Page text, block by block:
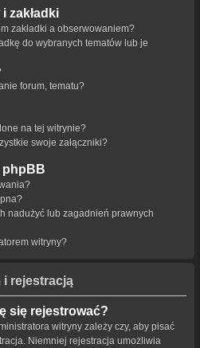
zakładki
zakładki a obserwowaniem?
do wybranych tematów lub je
forum, tematu?
na tej witrynie?
swoje załączniki?
phpBB
nadużyć lub zagadnień prawnych
witryny?
i rejestracją
się rejestrować?
witryny zależy czy, aby pisać
Niemniej rejestracja umożliwia